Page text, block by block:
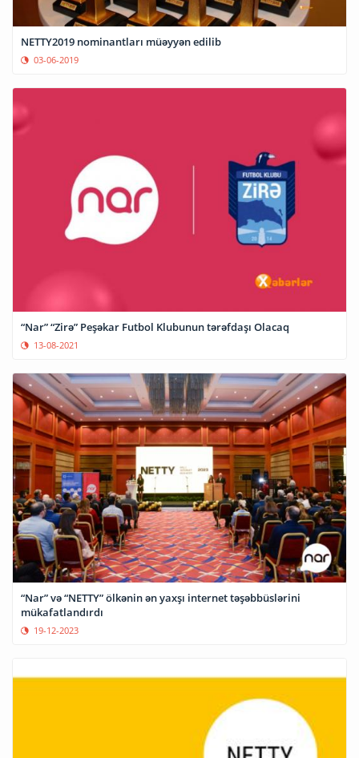
NETTY2019 nominantları müəyyən edilib
03-06-2019
“Nar” “Zirə” Peşəkar Futbol Klubunun tərəfdaşı Olacaq
13-08-2021
“Nar” və “NETTY” ölkənin ən yaxşı internet təşəbbüslərini
mükafatlandırdı
19-12-2023